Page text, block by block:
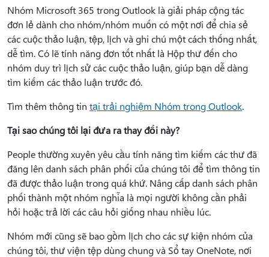
Nhóm Microsoft 365 trong Outlook là giải pháp cộng tác
đơn lẻ dành cho nhóm/nhóm muốn có một nơi để chia sẻ
các cuộc thảo luận, tệp, lịch và ghi chú một cách thống nhất,
dễ tìm. Có lẽ tính năng đơn tốt nhất là Hộp thư đến cho
nhóm duy trì lịch sử các cuộc thảo luận, giúp bạn dễ dàng
tìm kiếm các thảo luận trước đó.
Tìm thêm thông tin tại trải nghiệm Nhóm trong Outlook.
Tại sao chúng tôi lại đưa ra thay đổi này?
People thường xuyên yêu cầu tính năng tìm kiếm các thư đã
đăng lên danh sách phân phối của chúng tôi để tìm thông tin
đã được thảo luận trong quá khứ. Nâng cấp danh sách phân
phối thành một nhóm nghĩa là mọi người không cần phải
hỏi hoặc trả lời các câu hỏi giống nhau nhiều lúc.
Nhóm mới cũng sẽ bao gồm lịch cho các sự kiện nhóm của
chúng tôi, thư viện tệp dùng chung và Sổ tay OneNote, nơi